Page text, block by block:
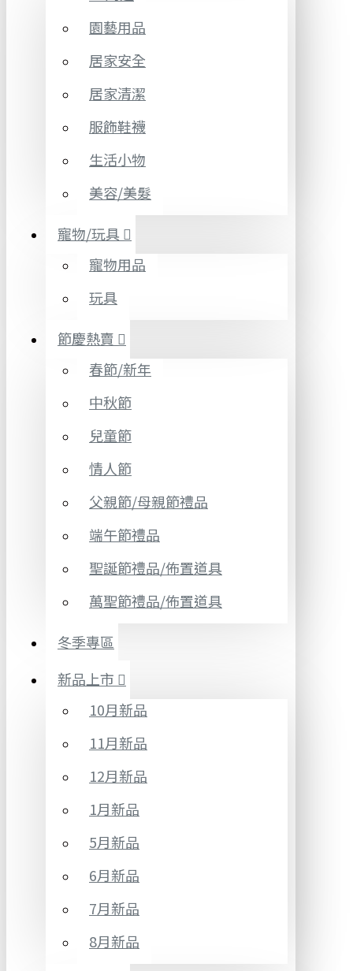
園藝用品
居家安全
居家清潔
服飾鞋襪
生活小物
美容/美髮
寵物/玩具
寵物用品
玩具
節慶熱賣
春節/新年
中秋節
兒童節
情人節
父親節/母親節禮品
端午節禮品
聖誕節禮品/佈置道具
萬聖節禮品/佈置道具
冬季專區
新品上市
10月新品
11月新品
12月新品
1月新品
5月新品
6月新品
7月新品
8月新品